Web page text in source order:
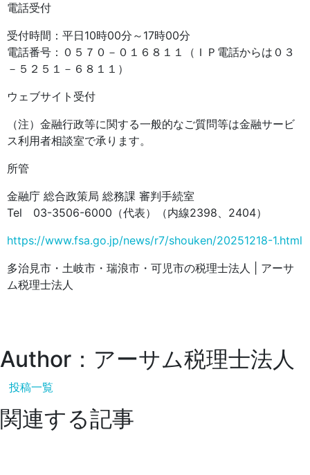
電話受付
受付時間：平日10時00分～17時00分
電話番号：０５７０－０１６８１１（ＩＰ電話からは０３
－５２５１－６８１１）
ウェブサイト受付
（注）金融行政等に関する一般的なご質問等は金融サービ
ス利用者相談室で承ります。
所管
金融庁 総合政策局 総務課 審判手続室
Tel 03-3506-6000（代表）（内線2398、2404）
https://www.fsa.go.jp/news/r7/shouken/20251218-1.html
多治見市・土岐市・瑞浪市・可児市の税理士法人 | アーサ
ム税理士法人
Author：アーサム税理士法人
投稿一覧
関連する記事